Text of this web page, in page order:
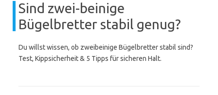
Sind zwei-beinige
Bügelbretter stabil genug?
Du willst wissen, ob zweibeinige Bügelbretter stabil sind?
Test, Kippsicherheit & 5 Tipps für sicheren Halt.